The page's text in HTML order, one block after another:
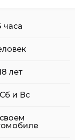
часа
лет
и Вс